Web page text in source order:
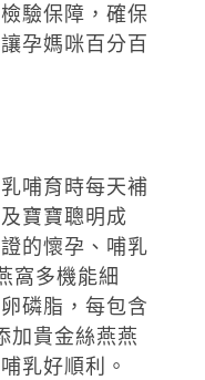
驗保障，確保
孕媽咪百分百
哺育時每天補
寶寶聰明成
的懷孕、哺乳
窩多機能細
磷脂，每包含
加貴金絲燕燕
乳好順利。